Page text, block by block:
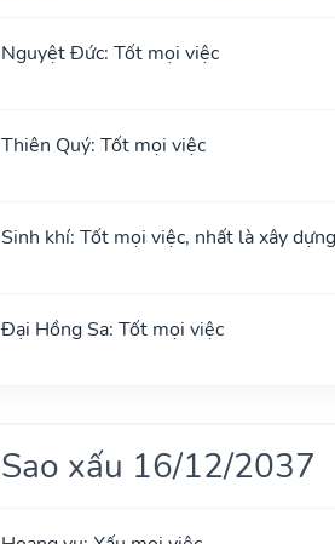
Nguyệt Đức: Tốt mọi việc
Thiên Quý: Tốt mọi việc
Sinh khí: Tốt mọi việc, nhất là xây
Đại Hồng Sa: Tốt mọi việc
Sao xấu 16/12/2037